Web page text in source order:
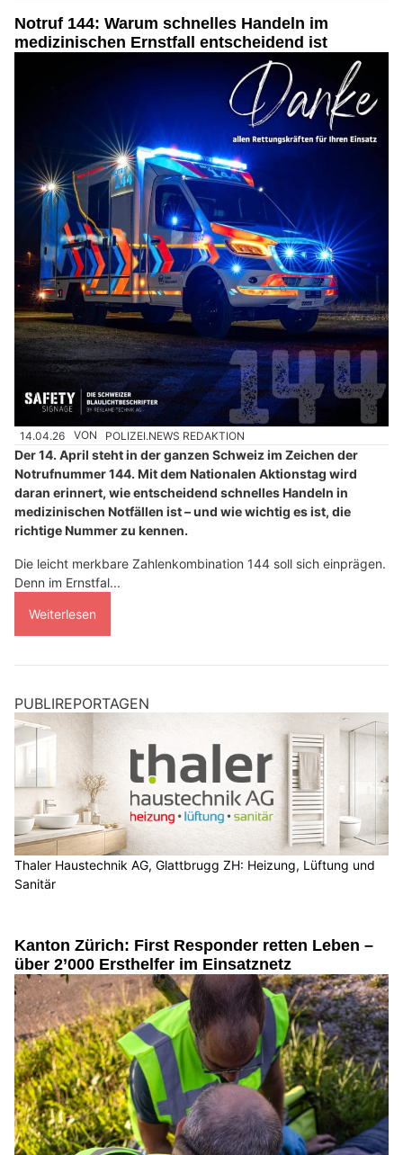
Notruf 144: Warum schnelles Handeln im
medizinischen Ernstfall entscheidend ist
14.04.26 VON POLIZEI.NEWS REDAKTION
Der 14. April steht in der ganzen Schweiz im Zeichen der
Notrufnummer 144. Mit dem Nationalen Aktionstag wird
daran erinnert, wie entscheidend schnelles Handeln in
medizinischen Notfällen ist – und wie wichtig es ist, die
richtige Nummer zu kennen.
Die leicht merkbare Zahlenkombination 144 soll sich einprägen.
Denn im Ernstfal...
Weiterlesen
PUBLIREPORTAGEN
Thaler Haustechnik AG, Glattbrugg ZH: Heizung, Lüftung und
Sanitär
Kanton Zürich: First Responder retten Leben –
über 2’000 Ersthelfer im Einsatznetz